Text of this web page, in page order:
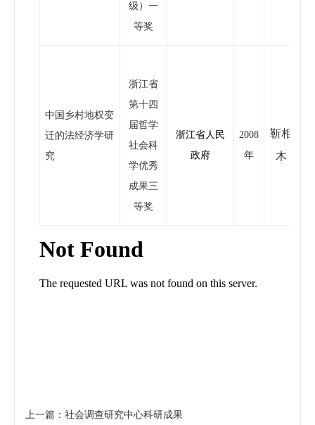
级）一
等奖
中国乡村地权变
迁的法经济学研
究
浙江省
第十四
届哲学
社会科
学优秀
成果三
等奖
浙江省人民
政府
2008
年
靳相
木
上一篇：社会调查研究中心科研成果